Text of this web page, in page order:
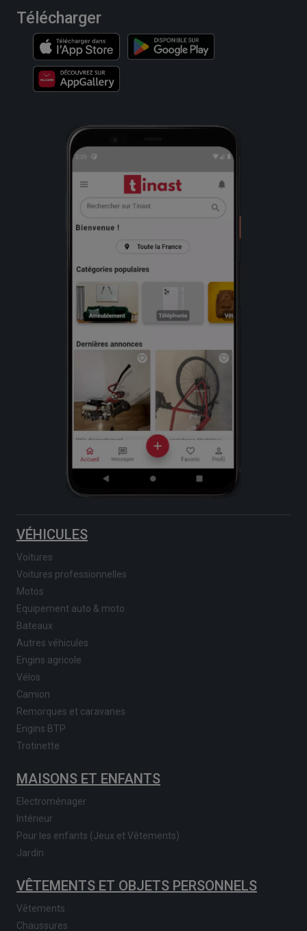
Télécharger
VÉHICULES
Voitures
Voitures professionnelles
Motos
Equipement auto & moto
Bateaux
Autres véhicules
Engins agricole
Vélos
Camion
Remorques et caravanes
Engins BTP
Trotinette
MAISONS ET ENFANTS
Electroménager
Intérieur
Pour les enfants (Jeux et Vêtements)
Jardin
VÊTEMENTS ET OBJETS PERSONNELS
Vêtements
Chaussures